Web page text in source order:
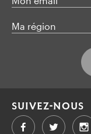
Ma région
SUIVEZ-NOUS
FacebookTwitter